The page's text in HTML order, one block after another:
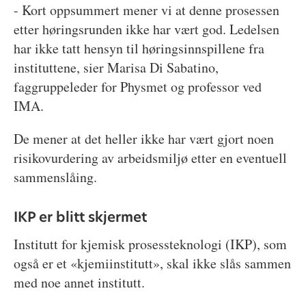
- Kort oppsummert mener vi at denne prosessen
etter høringsrunden ikke har vært god. Ledelsen
har ikke tatt hensyn til høringsinnspillene fra
instituttene, sier Marisa Di Sabatino,
faggruppeleder for Physmet og professor ved
IMA.
De mener at det heller ikke har vært gjort noen
risikovurdering av arbeidsmiljø etter en eventuell
sammenslåing.
IKP er blitt skjermet
Institutt for kjemisk prosessteknologi (IKP), som
også er et «kjemiinstitutt», skal ikke slås sammen
med noe annet institutt.